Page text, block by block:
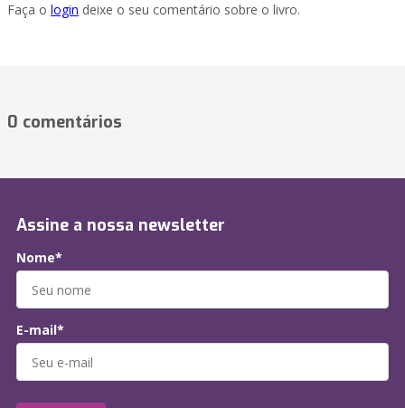
Faça o login deixe o seu comentário sobre o livro.
0 comentários
Assine a nossa newsletter
Nome*
E-mail*